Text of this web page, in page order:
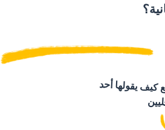
كيف يقولها أحد